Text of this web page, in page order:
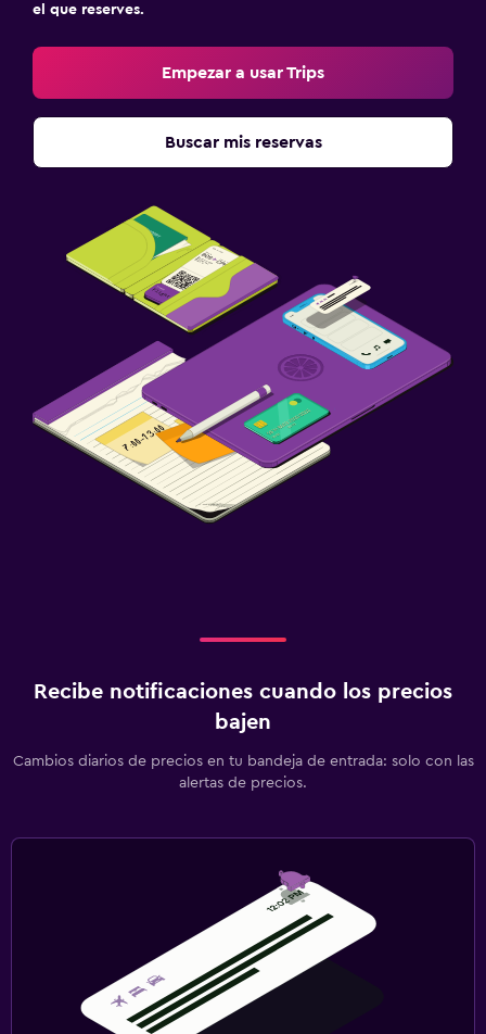
el que reserves.
Empezar a usar Trips
Buscar mis reservas
Recibe notificaciones cuando los precios
bajen
Cambios diarios de precios en tu bandeja de entrada: solo con las
alertas de precios.